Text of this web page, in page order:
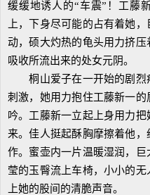
缓缓地诱人的“车震”！工藤
上，下身尽可能的占有着她
动，硕大灼热的龟头用力挤压
吸收所流出来的处女元阴。
桐山爱子在一开始的剧烈
刺激，她用力抱住工藤新一
吟。工藤新一立起上身用力
来。佳人挺起酥胸摩擦着他
作。蜜壶内一片温暖湿润，
莹的玉臀流上车椅，小小的
上她的股间的清脆声音。